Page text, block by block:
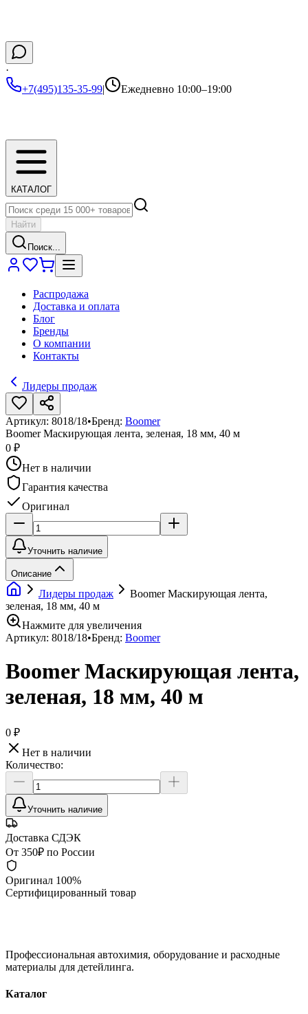
·
+7(495)135-35-99| Ежедневно 10:00–19:00
КАТАЛОГ
Найти
Поиск...
Распродажа
Доставка и оплата
Блог
Бренды
О компании
Контакты
Лидеры продаж
Артикул: 8018/18•Бренд: Boomer
Boomer Маскирующая лента, зеленая, 18 мм, 40 м
0 ₽
Нет в наличии
Гарантия качества
Оригинал
Уточнить наличие
Описание
Лидеры продаж
Boomer Маскирующая лента,
зеленая, 18 мм, 40 м
Нажмите для увеличения
Артикул: 8018/18•Бренд: Boomer
Boomer Маскирующая лента,
зеленая, 18 мм, 40 м
0 ₽
Нет в наличии
Количество:
Уточнить наличие
Доставка СДЭК
От 350₽ по России
Оригинал 100%
Сертифицированный товар
Профессиональная автохимия, оборудование и расходные
материалы для детейлинга.
Каталог